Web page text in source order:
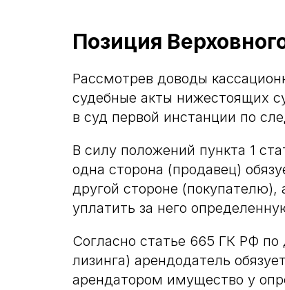
Позиция
Рассмотрев доводы
судебные акты нижестоящих
в суд первой инстанции по
В силу положений пункта 1
одна сторона (продавец)
другой стороне (покупателю),
уплатить за него
Согласно статье 665 ГК РФ по
лизинга) арендодатель
арендатором имущество у